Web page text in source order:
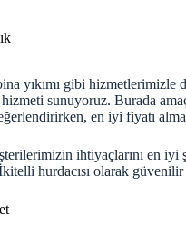
yıkımı gibi
hizmeti sunuyoruz. Burada
en iyi fiyatı
ihtiyaçlarını en
hurdacısı olarak güvenilir